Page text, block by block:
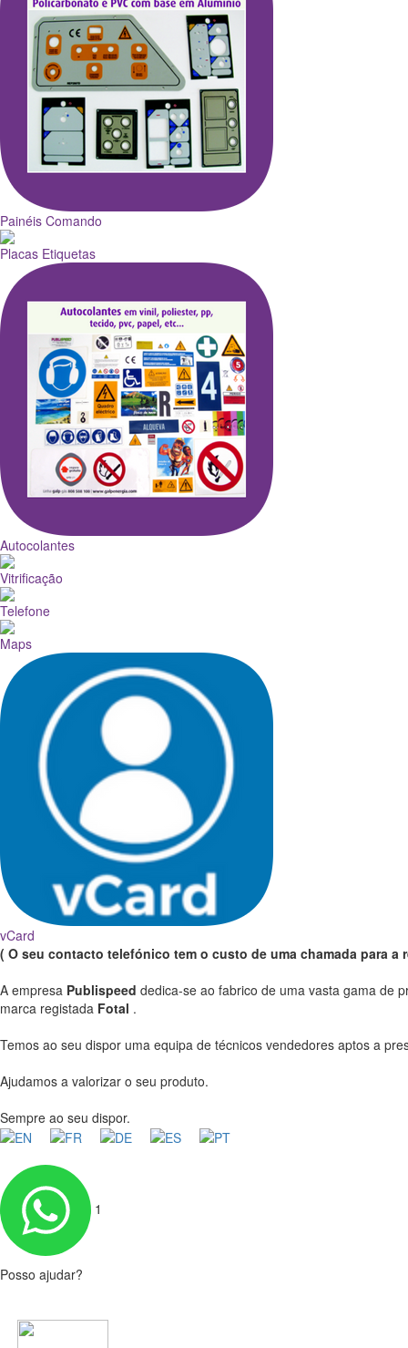
Painéis Comando
Placas Etiquetas
Autocolantes
Vitrificação
Telefone
Maps
vCard
( O seu contacto telefónico tem o custo de uma chamada para
A empresa Publispeed dedica-se ao fabrico de uma vasta gama de
marca registada Fotal .
Temos ao seu dispor uma equipa de técnicos vendedores aptos a
Ajudamos a valorizar o seu produto.
Sempre ao seu dispor.
1
Posso ajudar?